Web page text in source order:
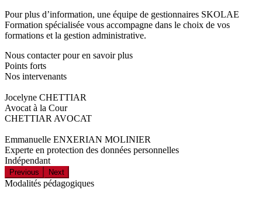
Pour plus d’information, une équipe de gestionnaires SKOLAE
Formation spécialisée vous accompagne dans le choix de vos
formations et la gestion administrative.
Nous contacter pour en savoir plus
Points forts
Nos intervenants
Jocelyne CHETTIAR
Avocat à la Cour
CHETTIAR AVOCAT
Emmanuelle ENXERIAN MOLINIER
Experte en protection des données personnelles
Indépendant
Previous Next
Modalités pédagogiques